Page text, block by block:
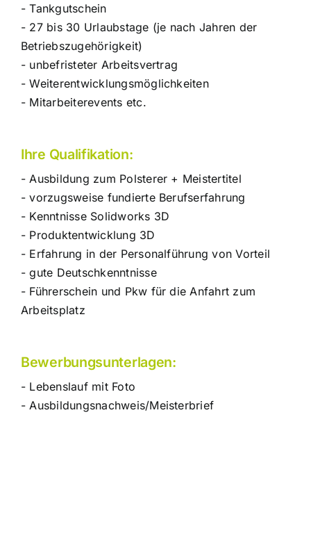
- Tankgutschein
- 27 bis 30 Urlaubstage (je nach Jahren der
Betriebszugehörigkeit)
- unbefristeter Arbeitsvertrag
- Weiterentwicklungsmöglichkeiten
- Mitarbeiterevents etc.
Ihre Qualifikation:
- Ausbildung zum Polsterer + Meistertitel
- vorzugsweise fundierte Berufserfahrung
- Kenntnisse Solidworks 3D
- Produktentwicklung 3D
- Erfahrung in der Personalführung von Vorteil
- gute Deutschkenntnisse
- Führerschein und Pkw für die Anfahrt zum
Arbeitsplatz
Bewerbungsunterlagen:
- Lebenslauf mit Foto
- Ausbildungsnachweis/Meisterbrief